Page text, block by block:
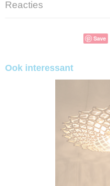
Reacties
Save
Ook interessant